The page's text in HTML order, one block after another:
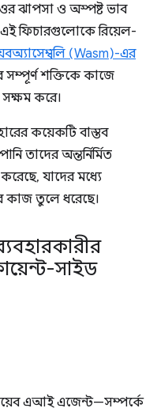
ঝাপসা ও অস্পষ্ট ভাব
ফিচারগুলোকে রিয়েল-
(Wasm)-এর
সম্পূর্ণ শক্তিকে কাজে
সক্ষম করে।
কয়েকটি বাস্তব
তাদের অন্তর্নির্মিত
যাদের মধ্যে
কাজ তুলে ধরেছে।
সাইড
এআই এজেন্ট—সম্পর্কে